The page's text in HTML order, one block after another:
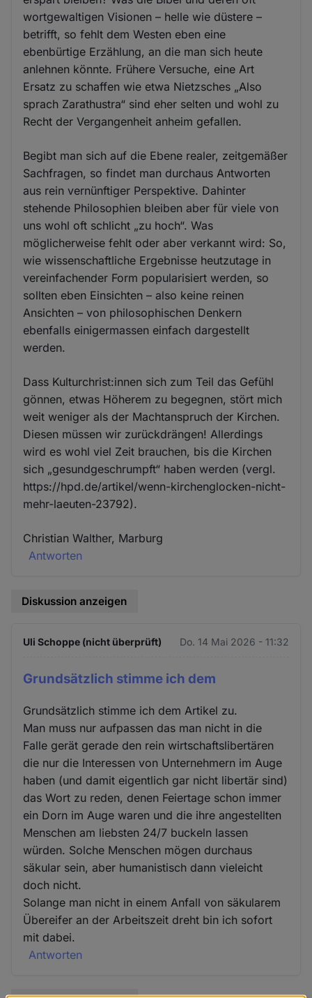
wortgewaltigen Visionen – helle wie düstere –
betrifft, so fehlt dem Westen eben eine
ebenbürtige Erzählung, an die man sich heute
anlehnen könnte. Frühere Versuche, eine Art
Ersatz zu schaffen wie etwa Nietzsches „Also
sprach Zarathustra“ sind eher selten und wohl zu
Recht der Vergangenheit anheim gefallen.
Begibt man sich auf die Ebene realer, zeitgemäßer
Sachfragen, so findet man durchaus Antworten
aus rein vernünftiger Perspektive. Dahinter
stehende Philosophien bleiben aber für viele von
uns wohl oft schlicht „zu hoch“. Was
möglicherweise fehlt oder aber verkannt wird: So,
wie wissenschaftliche Ergebnisse heutzutage in
vereinfachender Form popularisiert werden, so
sollten eben Einsichten – also keine reinen
Ansichten – von philosophischen Denkern
ebenfalls einigermassen einfach dargestellt
werden.
Dass Kulturchrist:innen sich zum Teil das Gefühl
gönnen, etwas Höherem zu begegnen, stört mich
weit weniger als der Machtanspruch der Kirchen.
Diesen müssen wir zurückdrängen! Allerdings
wird es wohl viel Zeit brauchen, bis die Kirchen
sich „gesundgeschrumpft“ haben werden (vergl.
https://hpd.de/artikel/wenn-kirchenglocken-nicht-
mehr-laeuten-23792).
Christian Walther, Marburg
Antworten
Diskussion anzeigen
Uli Schoppe (nicht überprüft) Do. 14 Mai 2026 - 11:32
Grundsätzlich stimme ich dem
Grundsätzlich stimme ich dem Artikel zu.
Man muss nur aufpassen das man nicht in die
Falle gerät gerade den rein wirtschaftslibertären
die nur die Interessen von Unternehmern im Auge
haben (und damit eigentlich gar nicht libertär sind)
das Wort zu reden, denen Feiertage schon immer
ein Dorn im Auge waren und die ihre angestellten
Menschen am liebsten 24/7 buckeln lassen
würden. Solche Menschen mögen durchaus
säkular sein, aber humanistisch dann vieleicht
doch nicht.
Solange man nicht in einem Anfall von säkularem
Übereifer an der Arbeitszeit dreht bin ich sofort
mit dabei.
Antworten